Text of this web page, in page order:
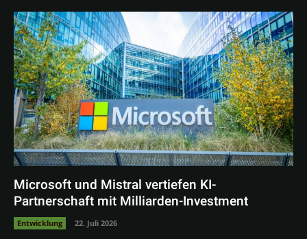
Microsoft und Mistral vertiefen KI-
Partnerschaft mit Milliarden-Investment
Entwicklung 22. Juli 2026